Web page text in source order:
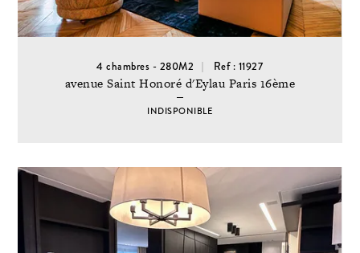
4 chambres - 280M2 Ref : 11927
avenue Saint Honoré d'Eylau Paris 16ème
INDISPONIBLE